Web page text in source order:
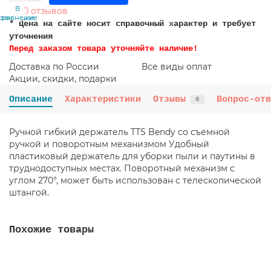
В
закладки
В 0 отзывов
* Цена на сайте носит справочный характер и требует
уточнения
Перед заказом товара уточняйте наличие!
Доставка по России
Все виды оплат
Акции, скидки, подарки
Описание
Характеристики Отзывы 0 Вопрос-
Ручной гибкий держатель TTS Bendy со съемной
ручкой и поворотным механизмом Удобный
пластиковый держатель для уборки пыли и паутины в
труднодоступных местах. Поворотный механизм с
углом 270°, может быть использован с телескопической
штангой.
Похожие товары